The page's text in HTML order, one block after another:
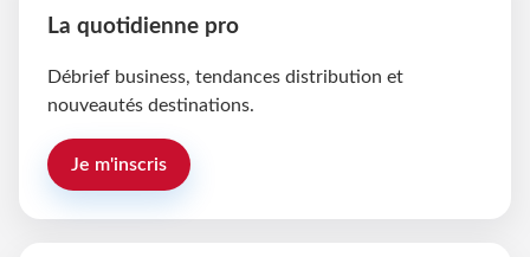
La quotidienne pro
Débrief business, tendances distribution et
nouveautés destinations.
Je m'inscris